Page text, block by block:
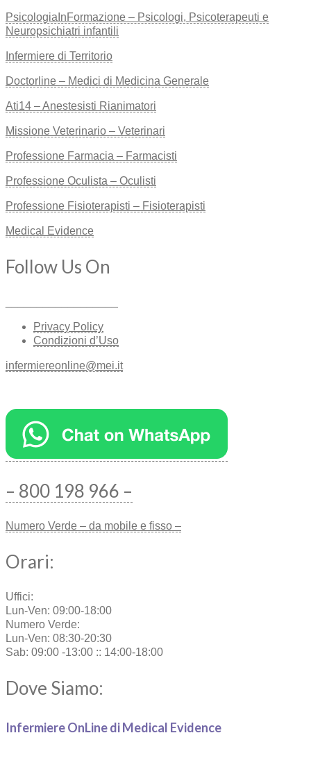
PsicologiaInFormazione – Psicologi, Psicoterapeuti e
Neuropsichiatri infantili
Infermiere di Territorio
Doctorline – Medici di Medicina Generale
Ati14 – Anestesisti Rianimatori
Missione Veterinario – Veterinari
Professione Farmacia – Farmacisti
Professione Oculista – Oculisti
Professione Fisioterapisti – Fisioterapisti
Medical Evidence
Follow Us On
Privacy Policy
Condizioni d’Uso
infermiereonline@mei.it
– 800 198 966 –
Numero Verde – da mobile e fisso –
Orari:
Uffici:
Lun-Ven: 09:00-18:00
Numero Verde:
Lun-Ven: 08:30-20:30
Sab: 09:00 -13:00 :: 14:00-18:00
Dove Siamo:
Infermiere OnLine di Medical Evidence